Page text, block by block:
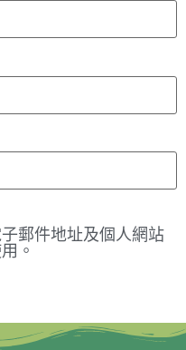
郵件地址及個人網站
。